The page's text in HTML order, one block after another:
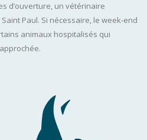
d’ouverture, un vétérinaire
Paul. Si nécessaire, le week-end
animaux hospitalisés qui